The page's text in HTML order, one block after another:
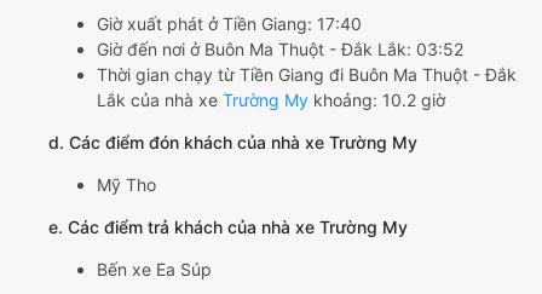
Giờ xuất phát ở Tiền Giang: 17:40
Giờ đến nơi ở Buôn Ma Thuột - Đắk Lắk: 03:52
Thời gian chạy từ Tiền Giang đi Buôn Ma Thuột - Đắk
Lắk của nhà xe Trường My khoảng: 10.2 giờ
d. Các điểm đón khách của nhà xe Trường My
Mỹ Tho
e. Các điểm trả khách của nhà xe Trường My
Bến xe Ea Súp